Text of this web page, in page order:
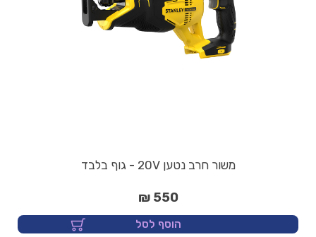
משור חרב נטען 20V - גוף בלבד
550 ₪
הוסף לסל